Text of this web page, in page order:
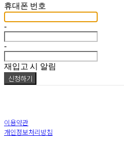
휴대폰 번호
-
-
재입고 시 알림
신청하기
이용약관
개인정보처리방침